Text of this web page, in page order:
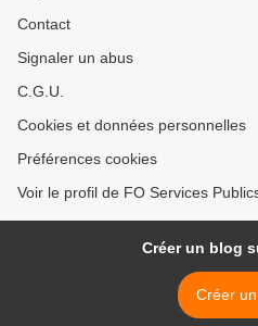
Contact
Signaler un abus
C.G.U.
Cookies et données personnelles
Préférences cookies
Voir le profil de FO Services
Créer un blog
Créer